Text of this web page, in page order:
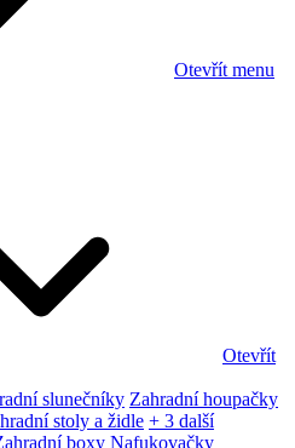
Otevřít menu
Otevřít
slunečníky Zahradní houpačky
stoly a židle + 3 další
boxy Nafukovačky